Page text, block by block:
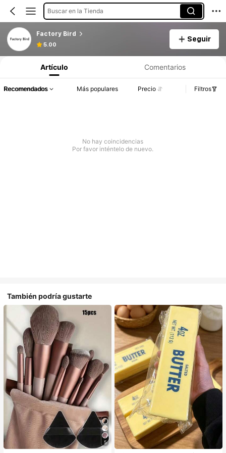
Buscar en la Tienda
Factory Bird
5.00
Seguir
Artículo Comentarios
Recomendados Más populares Precio Filtros
No hay coincidencias
Por favor inténtelo de nuevo.
También podría gustarte
5